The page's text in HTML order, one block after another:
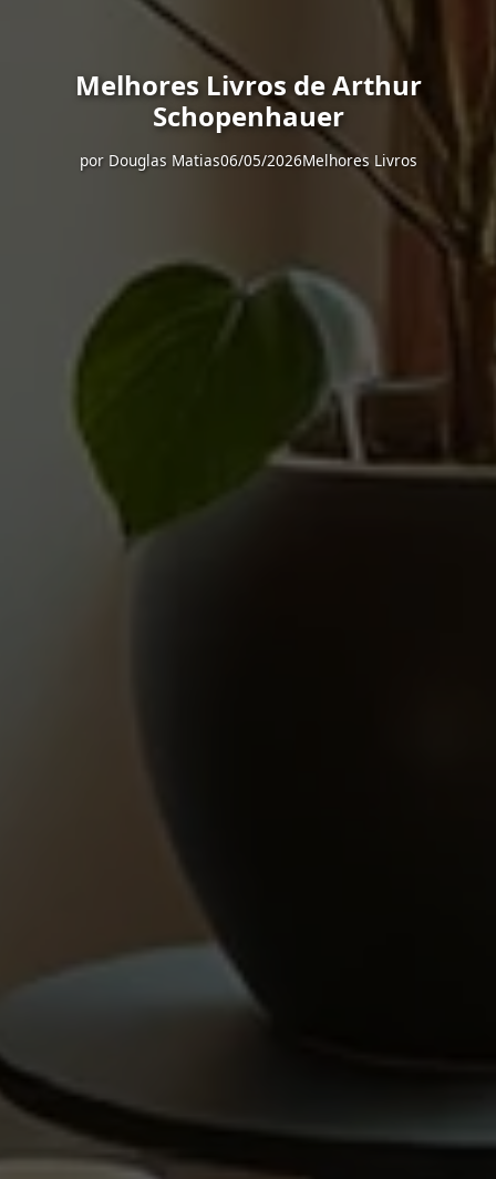
Melhores Livros de Arthur
Schopenhauer
por Douglas Matias06/05/2026Melhores Livros